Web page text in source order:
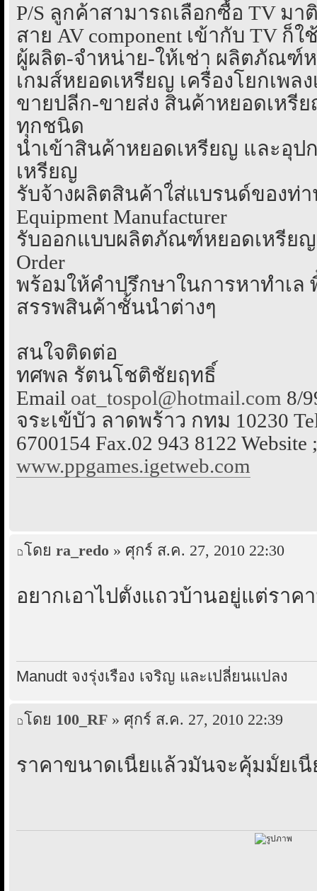
P/S ลูกค้าสามารถเลือกซื้อ TV มา
สาย AV component เข้ากับ TV ก็
ผู้ผลิต-จำหน่าย-ให้เช่า ผลิตภัณฑ์
เกมส์หยอดเหรียญ เครื่องโยกเพล
ขายปลีก-ขายส่ง สินค้าหยอดเหรี
ทุกชนิด
นำเข้าสินค้าหยอดเหรียญ และอุ
เหรียญ
รับจ้างผลิตสินค้าใ่ส่แบรนด์ของท่า
Equipment Manufacturer
รับออกแบบผลิตภัณฑ์หยอดเหรียญ
Order
พร้อมให้คำปรึกษาในการหาทำเล
สรรพสินค้าชั้นนำต่างๆ
สนใจติดต่อ
ทศพล รัตนโชติชัยฤทธิ์
Email oat_tospol@hotmail.com 8/
จระเข้บัว ลาดพร้าว กทม 10230
6700154 Fax.02 943 8122 Website ;
www.ppgames.igetweb.com
โดย ra_redo » ศุกร์ ส.ค. 27, 2010 22:30
อยากเอาไปตั้งแถวบ้านอยู่แต่ราค
Manudt จงรุ่งเรือง เจริญ และเปลี่ยนแปลง
โดย 100_RF » ศุกร์ ส.ค. 27, 2010 22:39
ราคาขนาดเนี้ยแล้วมันจะคุ้มมั้ยเนี้